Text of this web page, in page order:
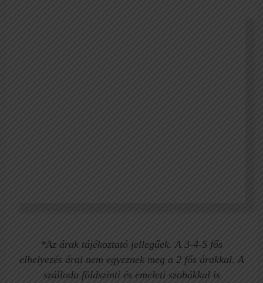
*Az árak tájékoztató jellegűek. A 3-4-5 fős
elhelyezés árai nem egyeznek meg a 2 fős árakkal. A
szálloda földszinti és emeleti szobákkal is